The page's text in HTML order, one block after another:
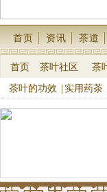
首页 资讯 茶道
首页 茶叶社区 茶
茶叶的功效 实用药茶